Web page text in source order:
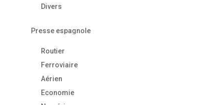
Divers
Presse espagnole
Routier
Ferroviaire
Aérien
Economie